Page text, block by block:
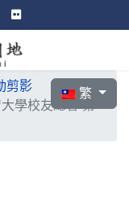
選擇你的語言
繁
剪影
學校友總會 第